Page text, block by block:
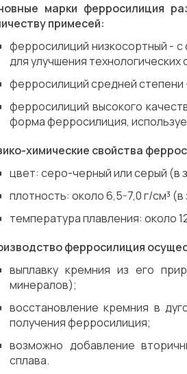
Сварка
марки ферросилиция
примесей:
ферросилиций низкосортный -
для улучшения технологических
ферросилиций средней
ферросилиций высокого
форма ферросилиция,
химические свойства
цвет: серо-черный или серый (в
плотность: около 6,5-7,0 г/см³
температура плавления: около
ферросилиция
выплавку кремния из его
минералов);
восстановление кремния в
получения ферросилиция;
возможно добавление
сплава.